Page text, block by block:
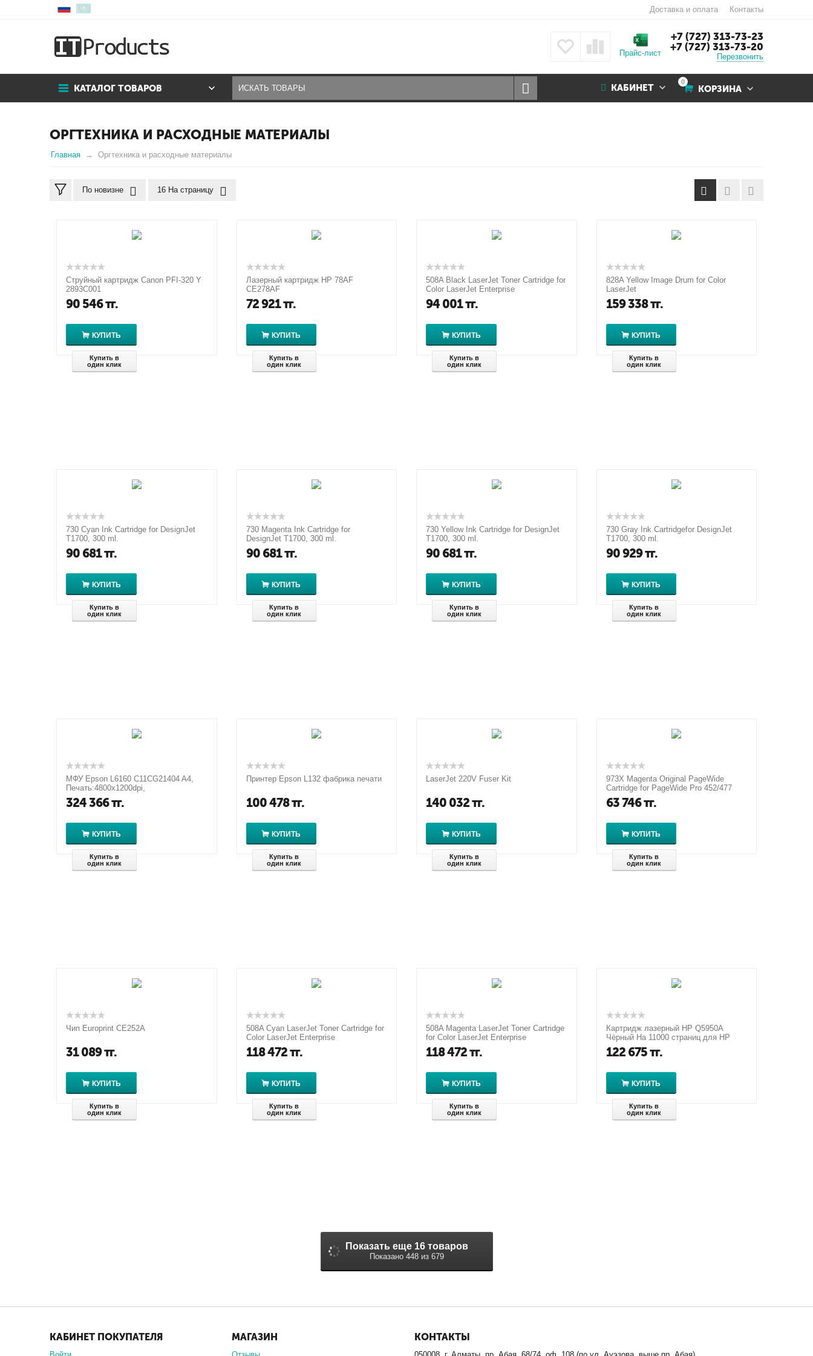
Доставка и оплата Контакты
+7 (727) 313-73-23
+7 (727) 313-73-20
Перезвонить
Прайс-лист
КАТАЛОГ ТОВАРОВ
0
КОРЗИНА
КАБИНЕТ
ОРГТЕХНИКА И РАСХОДНЫЕ МАТЕРИАЛЫ
Главная Оргтехника и расходные материалы
По новизне 16 На страницу
Струйный картридж Canon PFI-320 Y
2893C001
90 546тг.
КУПИТЬ
Купить в
один клик
Лазерный картридж HP 78AF
CE278AF
72 921тг.
КУПИТЬ
Купить в
один клик
508A Black LaserJet Toner Cartridge for
Color LaserJet Enterprise
M552/M553/M577, up to 6000 pages
94 001тг.
КУПИТЬ
Купить в
один клик
828A Yellow Image Drum for Color
LaserJet
M855dn/M855x+/M855xh/M880z/M880z
+, up to 30000 pages.
159 338тг.
КУПИТЬ
Купить в
один клик
730 Cyan Ink Cartridge for DesignJet
T1700, 300 ml.
90 681тг.
КУПИТЬ
Купить в
один клик
730 Magenta Ink Cartridge for
DesignJet T1700, 300 ml.
90 681тг.
КУПИТЬ
Купить в
один клик
730 Yellow Ink Cartridge for DesignJet
T1700, 300 ml.
90 681тг.
КУПИТЬ
Купить в
один клик
730 Gray Ink Cartridgefor DesignJet
T1700, 300 ml.
90 929тг.
КУПИТЬ
Купить в
один клик
МФУ Epson L6160 C11CG21404 A4,
Печать:4800x1200dpi,
Сканер:1200x2400 dpi,
Копир:1200x2400 dpi, USB
324 366тг.
КУПИТЬ
Купить в
один клик
Принтер Epson L132 фабрика печати
100 478тг.
КУПИТЬ
Купить в
один клик
LaserJet 220V Fuser Kit
140 032тг.
КУПИТЬ
Купить в
один клик
973X Magenta Original PageWide
Cartridge for PageWide Pro 452/477
MFP, up to 7000 pages
63 746тг.
КУПИТЬ
Купить в
один клик
Чип Europrint CE252A
31 089тг.
КУПИТЬ
Купить в
один клик
508A Cyan LaserJet Toner Cartridge for
Color LaserJet Enterprise
M552/M553/M577, up to 5000 pages
118 472тг.
КУПИТЬ
Купить в
один клик
508A Magenta LaserJet Toner Cartridge
for Color LaserJet Enterprise
M552/M553/M577, up to 5000 pages
118 472тг.
КУПИТЬ
Купить в
один клик
Картридж лазерный HP Q5950A
Чёрный На 11000 страниц для HP
Color LaserJet 4700
122 675тг.
КУПИТЬ
Купить в
один клик
Показать еще 16 товаров
Показано 448 из 679
КАБИНЕТ ПОКУПАТЕЛЯ МАГАЗИН КОНТАКТЫ